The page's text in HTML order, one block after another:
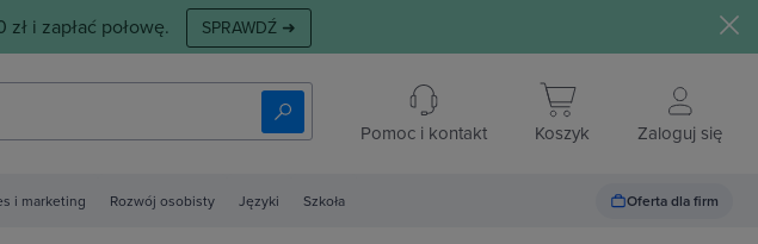
i zapłać połowę. SPRAWDŹ ➜
Pomoc i kontakt Koszyk Zaloguj się
i marketing Rozwój osobisty Języki Szkoła Oferta dla firm